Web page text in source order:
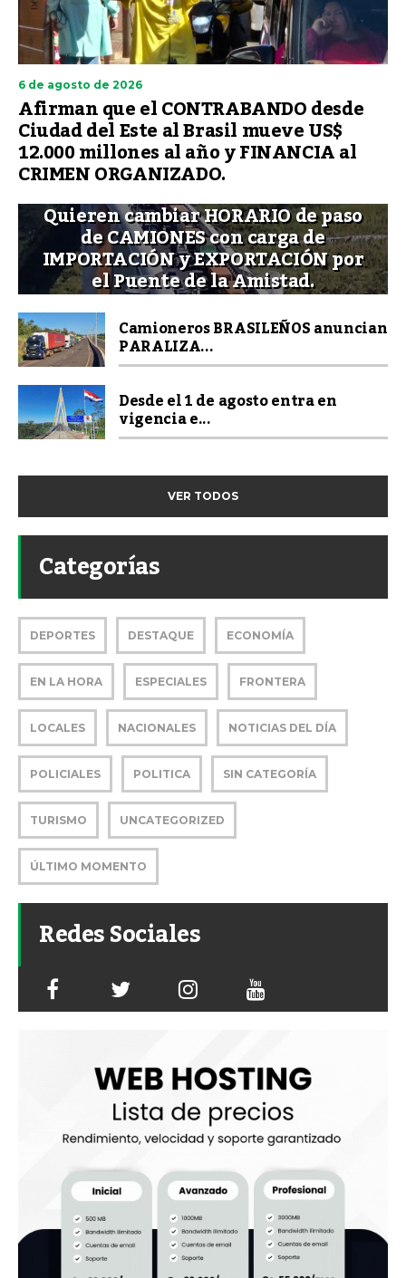
6 de agosto de 2026
Afirman que el CONTRABANDO desde
Ciudad del Este al Brasil mueve US$
12.000 millones al año y FINANCIA al
CRIMEN ORGANIZADO.
Quieren cambiar HORARIO de paso
de CAMIONES con carga de
IMPORTACIÓN y EXPORTACIÓN por
el Puente de la Amistad.
Camioneros BRASILEÑOS anuncian
PARALIZA...
Desde el 1 de agosto entra en
vigencia e...
VER TODOS
Categorías
DEPORTES DESTAQUE ECONOMÍA
EN LA HORA ESPECIALES FRONTERA
LOCALES NACIONALES NOTICIAS DEL DÍA
POLICIALES POLITICA SIN CATEGORÍA
TURISMO UNCATEGORIZED
ÚLTIMO MOMENTO
Redes Sociales